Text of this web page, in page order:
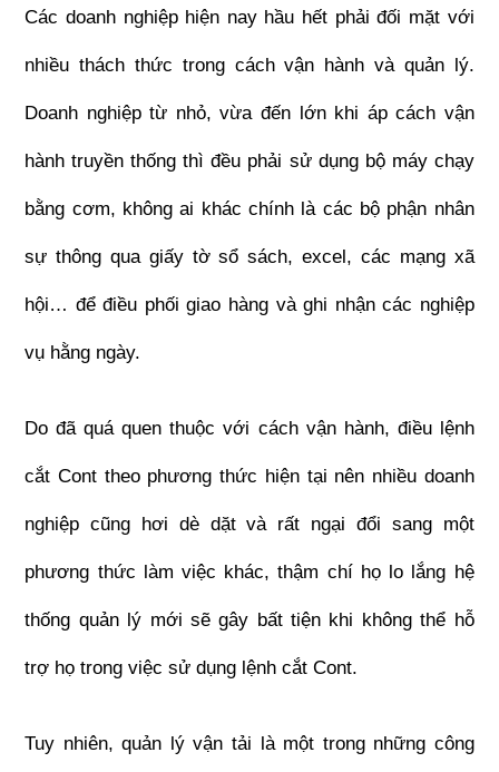
Các doanh nghiệp hiện nay hầu hết phải đối mặt với
nhiều thách thức trong cách vận hành và quản lý.
Doanh nghiệp từ nhỏ, vừa đến lớn khi áp cách vận
hành truyền thống thì đều phải sử dụng bộ máy chạy
bằng cơm, không ai khác chính là các bộ phận nhân
sự thông qua giấy tờ sổ sách, excel, các mạng xã
hội… để điều phối giao hàng và ghi nhận các nghiệp
vụ hằng ngày.
Do đã quá quen thuộc với cách vận hành, điều lệnh
cắt Cont theo phương thức hiện tại nên nhiều doanh
nghiệp cũng hơi dè dặt và rất ngại đổi sang một
phương thức làm việc khác, thậm chí họ lo lắng hệ
thống quản lý mới sẽ gây bất tiện khi không thể hỗ
trợ họ trong việc sử dụng lệnh cắt Cont.
Tuy nhiên, quản lý vận tải là một trong những công